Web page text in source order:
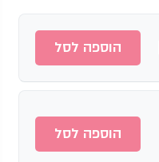
הוספה לסל
הוספה לסל